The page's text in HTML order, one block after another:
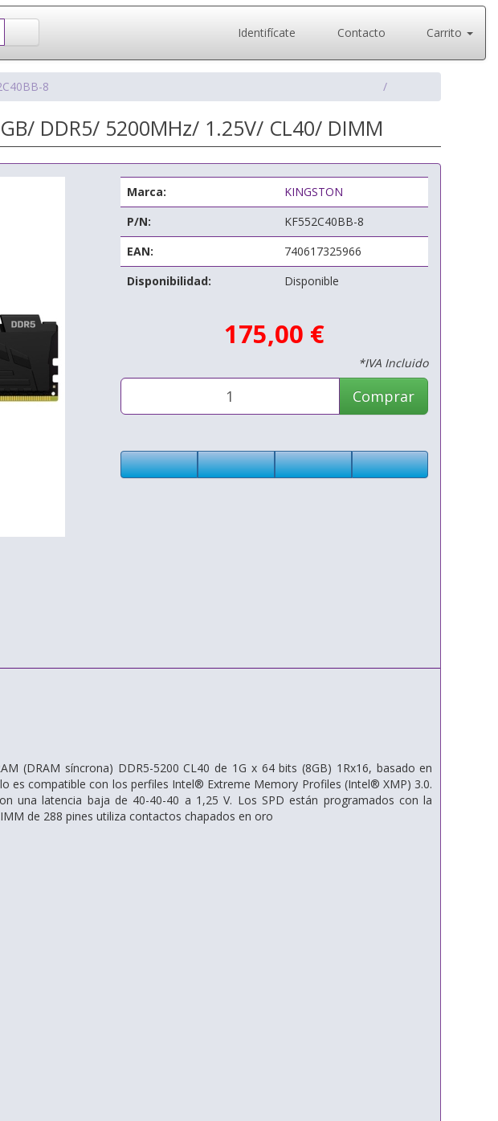
Identifícate Contacto Carrito
8
DDR5/ 5200MHz/ 1.25V/ CL40/ DIMM
Marca:
KINGSTON
P/N:
KF552C40BB-8
EAN:
740617325966
Disponibilidad:
Disponible
175,00 €
*IVA Incluido
Comprar
(DRAM síncrona) DDR5-5200 CL40 de 1G x 64 bits (8GB) 1Rx16, basado en
es compatible con los perfiles Intel® Extreme Memory Profiles (Intel® XMP) 3.0.
una latencia baja de 40-40-40 a 1,25 V. Los SPD están programados con la
de 288 pines utiliza contactos chapados en oro